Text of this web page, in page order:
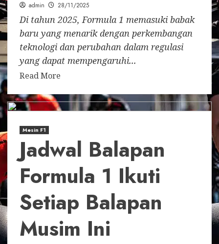
admin 28/11/2025
Di tahun 2025, Formula 1 memasuki babak
baru yang menarik dengan perkembangan
teknologi dan perubahan dalam regulasi
yang dapat mempengaruhi...
Read More
Mesin F1
Jadwal Balapan
Formula 1 Ikuti
Setiap Balapan
Musim Ini